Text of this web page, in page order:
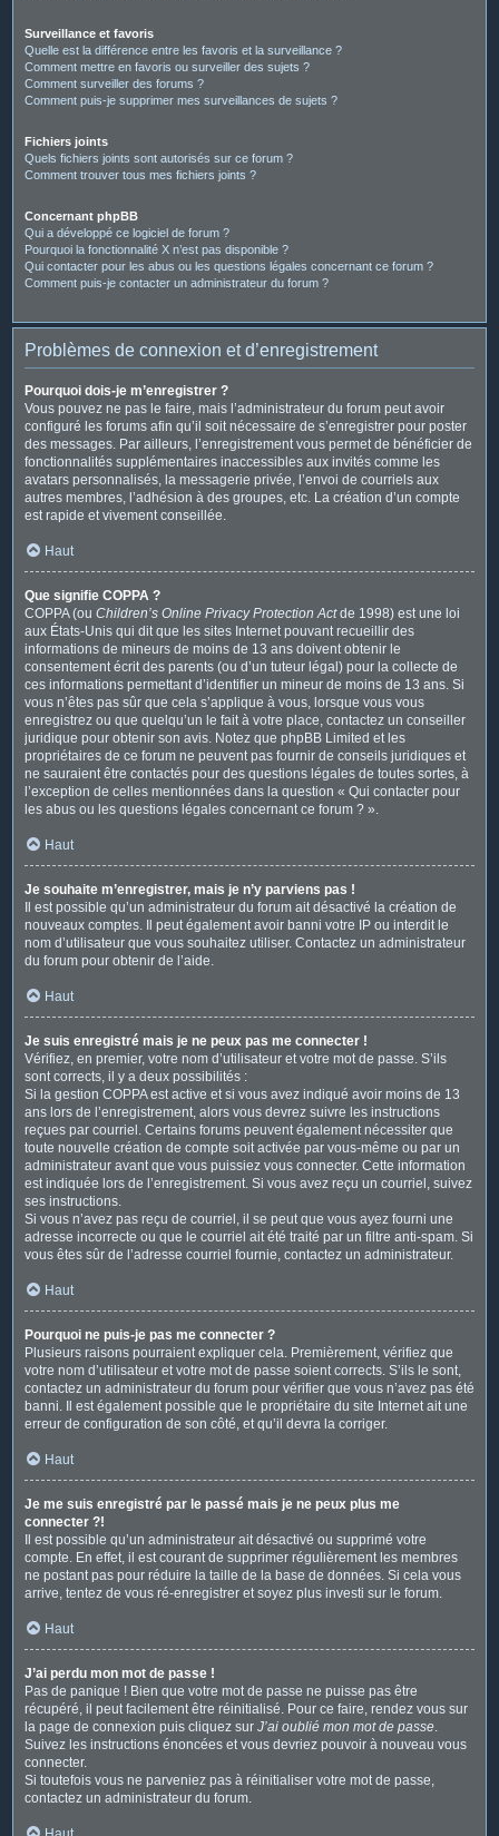
Surveillance et favoris
Quelle est la différence entre les favoris et la surveillance ?
Comment mettre en favoris ou surveiller des sujets ?
Comment surveiller des forums ?
Comment puis-je supprimer mes surveillances de sujets ?
Fichiers joints
Quels fichiers joints sont autorisés sur ce forum ?
Comment trouver tous mes fichiers joints ?
Concernant phpBB
Qui a développé ce logiciel de forum ?
Pourquoi la fonctionnalité X n’est pas disponible ?
Qui contacter pour les abus ou les questions légales concernant ce forum ?
Comment puis-je contacter un administrateur du forum ?
Problèmes de connexion et d’enregistrement
Pourquoi dois-je m’enregistrer ?
Vous pouvez ne pas le faire, mais l’administrateur du forum peut avoir
configuré les forums afin qu’il soit nécessaire de s’enregistrer pour poster
des messages. Par ailleurs, l’enregistrement vous permet de bénéficier de
fonctionnalités supplémentaires inaccessibles aux invités comme les
avatars personnalisés, la messagerie privée, l’envoi de courriels aux
autres membres, l’adhésion à des groupes, etc. La création d’un compte
est rapide et vivement conseillée.
Haut
Que signifie COPPA ?
COPPA (ou Children’s Online Privacy Protection Actde 1998) est une loi
aux États-Unis qui dit que les sites Internet pouvant recueillir des
informations de mineurs de moins de 13 ans doivent obtenir le
consentement écrit des parents (ou d’un tuteur légal) pour la collecte de
ces informations permettant d’identifier un mineur de moins de 13 ans. Si
vous n’êtes pas sûr que cela s’applique à vous, lorsque vous vous
enregistrez ou que quelqu’un le fait à votre place, contactez un conseiller
juridique pour obtenir son avis. Notez que phpBB Limited et les
propriétaires de ce forum ne peuvent pas fournir de conseils juridiques et
ne sauraient être contactés pour des questions légales de toutes sortes, à
l’exception de celles mentionnées dans la question « Qui contacter pour
les abus ou les questions légales concernant ce forum ? ».
Haut
Je souhaite m’enregistrer, mais je n’y parviens pas !
Il est possible qu’un administrateur du forum ait désactivé la création de
nouveaux comptes. Il peut également avoir banni votre IP ou interdit le
nom d’utilisateur que vous souhaitez utiliser. Contactez un administrateur
du forum pour obtenir de l’aide.
Haut
Je suis enregistré mais je ne peux pas me connecter !
Vérifiez, en premier, votre nom d’utilisateur et votre mot de passe. S’ils
sont corrects, il y a deux possibilités :
Si la gestion COPPA est active et si vous avez indiqué avoir moins de 13
ans lors de l’enregistrement, alors vous devrez suivre les instructions
reçues par courriel. Certains forums peuvent également nécessiter que
toute nouvelle création de compte soit activée par vous-même ou par un
administrateur avant que vous puissiez vous connecter. Cette information
est indiquée lors de l’enregistrement. Si vous avez reçu un courriel, suivez
ses instructions.
Si vous n’avez pas reçu de courriel, il se peut que vous ayez fourni une
adresse incorrecte ou que le courriel ait été traité par un filtre anti-spam. Si
vous êtes sûr de l’adresse courriel fournie, contactez un administrateur.
Haut
Pourquoi ne puis-je pas me connecter ?
Plusieurs raisons pourraient expliquer cela. Premièrement, vérifiez que
votre nom d’utilisateur et votre mot de passe soient corrects. S’ils le sont,
contactez un administrateur du forum pour vérifier que vous n’avez pas été
banni. Il est également possible que le propriétaire du site Internet ait une
erreur de configuration de son côté, et qu’il devra la corriger.
Haut
Je me suis enregistré par le passé mais je ne peux plus me
connecter ?!
Il est possible qu’un administrateur ait désactivé ou supprimé votre
compte. En effet, il est courant de supprimer régulièrement les membres
ne postant pas pour réduire la taille de la base de données. Si cela vous
arrive, tentez de vous ré-enregistrer et soyez plus investi sur le forum.
Haut
J’ai perdu mon mot de passe !
Pas de panique ! Bien que votre mot de passe ne puisse pas être
récupéré, il peut facilement être réinitialisé. Pour ce faire, rendez vous sur
la page de connexion puis cliquez sur J’ai oublié mon mot de passe.
Suivez les instructions énoncées et vous devriez pouvoir à nouveau vous
connecter.
Si toutefois vous ne parveniez pas à réinitialiser votre mot de passe,
contactez un administrateur du forum.